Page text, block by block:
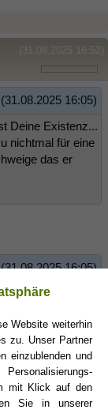
(31.08.2025 16:52)
(31.08.2025 16:05)
Deine Existenz...
nichtmal für eine
das er
(31.08.2025 16:05)
bin ich mir
Ich warte
und nicht wirklich
ist es ein wenig
dieses blöde
sehr entgegen.
Website weiterhin
zu. Unser Partner
einzublenden und
mit Klick auf den
Sie in unserer